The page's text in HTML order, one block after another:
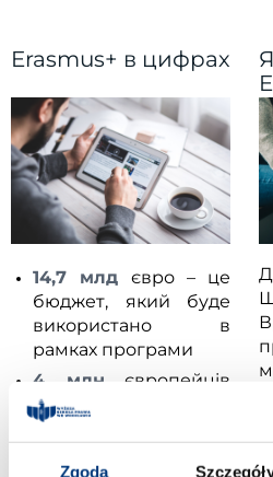
Zgoda
Erasmus+ в цифрах
14,7 млд євро – це
бюджет, який буде
використано в
рамках програми
4 млн європейців
завдяки участі в
Erasmus+